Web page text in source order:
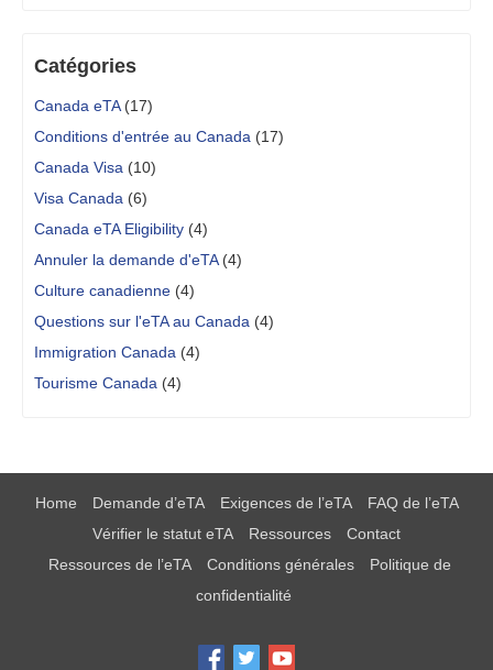
Catégories
Canada eTA(17)
Conditions d'entrée au Canada (17)
Canada Visa (10)
Visa Canada (6)
Canada eTA Eligibility (4)
Annuler la demande d'eTA(4)
Culture canadienne (4)
Questions sur l'eTA au Canada (4)
Immigration Canada (4)
Tourisme Canada (4)
Home Demande d’eTA Exigences de l’eTA
FAQ de l’eTA
Vérifier le statut eTA
Ressources
Contact
Ressources de l’eTA
Conditions générales
Politique de
confidentialité